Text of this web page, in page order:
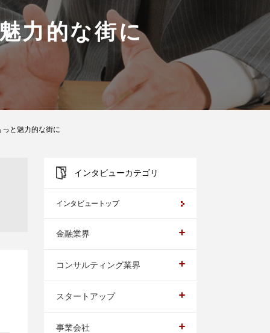
力的な街に
と魅力的な街に
インタビューカテゴリ
インタビュートップ
金融業界
コンサルティング業界
スタートアップ
事業会社